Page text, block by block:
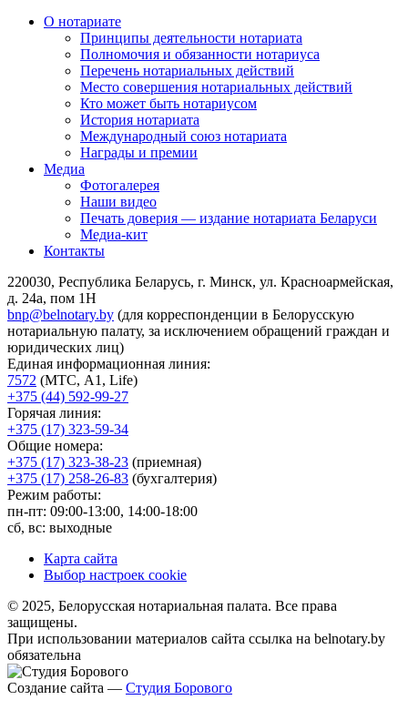
О нотариате
Принципы деятельности нотариата
Полномочия и обязанности нотариуса
Перечень нотариальных действий
Место совершения нотариальных действий
Кто может быть нотариусом
История нотариата
Международный союз нотариата
Награды и премии
Медиа
Фотогалерея
Наши видео
Печать доверия — издание нотариата Беларуси
Медиа-кит
Контакты
220030, Республика Беларусь, г. Минск, ул. Красноармейская,
д. 24а, пом 1Н
bnp@belnotary.by (для корреспонденции в Белорусскую
нотариальную палату, за исключением обращений граждан и
юридических лиц)
Единая информационная линия:
7572 (МТС, A1, Life)
+375 (44) 592-99-27
Горячая линия:
+375 (17) 323-59-34
Общие номера:
+375 (17) 323-38-23 (приемная)
+375 (17) 258-26-83 (бухгалтерия)
Режим работы:
пн-пт: 09:00-13:00, 14:00-18:00
сб, вс: выходные
Карта сайта
Выбор настроек cookie
© 2025, Белорусская нотариальная палата. Все права
защищены.
При использовании материалов сайта ссылка на belnotary.by
обязательна
Создание сайта — Студия Борового